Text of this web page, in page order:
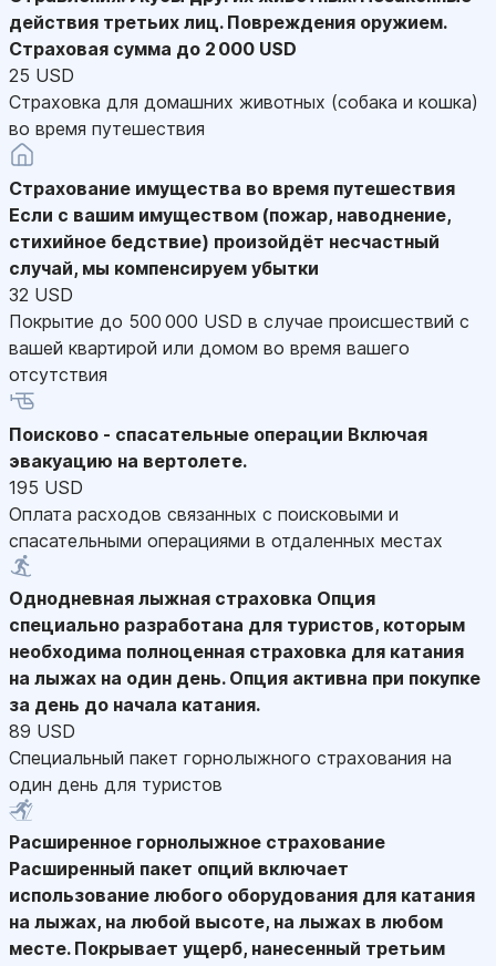
действия третьих лиц. Повреждения оружием.
Страховая сумма до 2 000 USD
25 USD
Страховка для домашних животных (собака и кошка)
во время путешествия
Страхование имущества во время путешествия
Если с вашим имуществом (пожар, наводнение,
стихийное бедствие) произойдёт несчастный
случай, мы компенсируем убытки
32 USD
Покрытие до 500 000 USD в случае происшествий с
вашей квартирой или домом во время вашего
отсутствия
Поисково - спасательные операции Включая
эвакуацию на вертолете.
195 USD
Оплата расходов связанных с поисковыми и
спасательными операциями в отдаленных местах
Однодневная лыжная страховка Опция
специально разработана для туристов, которым
необходима полноценная страховка для катания
на лыжах на один день. Опция активна при покупке
за день до начала катания.
89 USD
Специальный пакет горнолыжного страхования на
один день для туристов
Расширенное горнолыжное страхование
Расширенный пакет опций включает
использование любого оборудования для катания
на лыжах, на любой высоте, на лыжах в любом
месте. Покрывает ущерб, нанесенный третьим